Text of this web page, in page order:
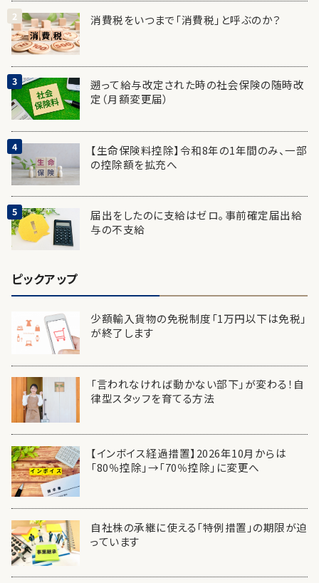
消費税をいつまで「消費税」と呼ぶのか？
遡って給与改定された時の社会保険の随時改
定（月額変更届）
【生命保険料控除】令和8年の1年間のみ、一部
の控除額を拡充へ
届出をしたのに支給はゼロ。事前確定届出給
与の不支給
ピックアップ
少額輸入貨物の免税制度「1万円以下は免税」
が終了します
「言われなければ動かない部下」が変わる！自
律型スタッフを育てる方法
【インボイス経過措置】2026年10月からは
「80％控除」→「70％控除」に変更へ
自社株の承継に使える「特例措置」の期限が迫
っています